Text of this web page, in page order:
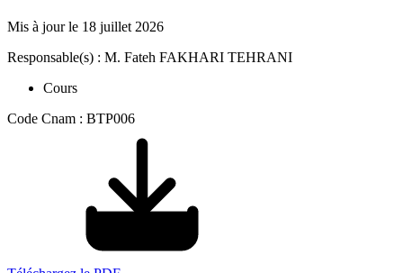
Mis à jour le 18 juillet 2026
Responsable(s) : M. Fateh FAKHARI TEHRANI
Cours
Code Cnam : BTP006